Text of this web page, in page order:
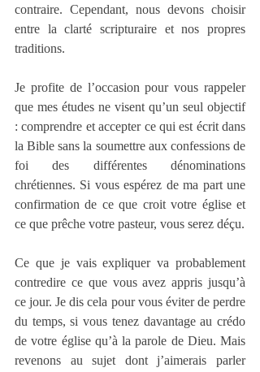
contraire. Cependant, nous devons choisir
entre la clarté scripturaire et nos propres
traditions.
Je profite de l’occasion pour vous rappeler
que mes études ne visent qu’un seul objectif
: comprendre et accepter ce qui est écrit dans
la Bible sans la soumettre aux confessions de
foi des différentes dénominations
chrétiennes. Si vous espérez de ma part une
confirmation de ce que croit votre église et
ce que prêche votre pasteur, vous serez déçu.
Ce que je vais expliquer va probablement
contredire ce que vous avez appris jusqu’à
ce jour. Je dis cela pour vous éviter de perdre
du temps, si vous tenez davantage au crédo
de votre église qu’à la parole de Dieu. Mais
revenons au sujet dont j’aimerais parler